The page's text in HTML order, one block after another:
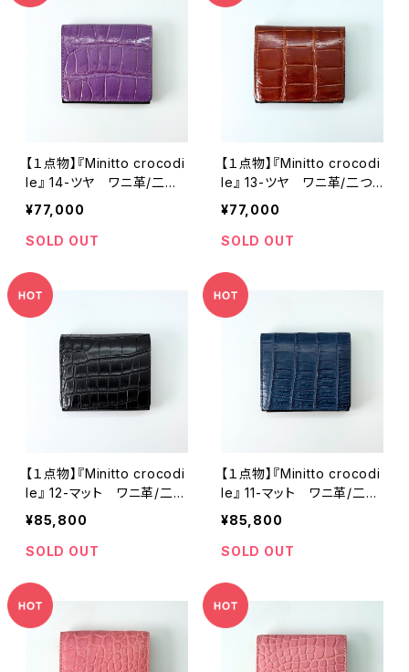
【１点物】『Minitto crocodi
le』 14-ツヤ ワニ革/二つ
折り財布 コンパクト財布
¥77,000
SOLD OUT
【１点物】『Minitto crocodi
le』 13-ツヤ ワニ革/二つ
折り財布 コンパクト財布
¥77,000
SOLD OUT
【１点物】『Minitto crocodi
le』 12-マット ワニ革/二つ
折り財布 コンパクト財布
¥85,800
SOLD OUT
【１点物】『Minitto crocodi
le』 11-マット ワニ革/二つ
折り財布 コンパクト財布
¥85,800
SOLD OUT